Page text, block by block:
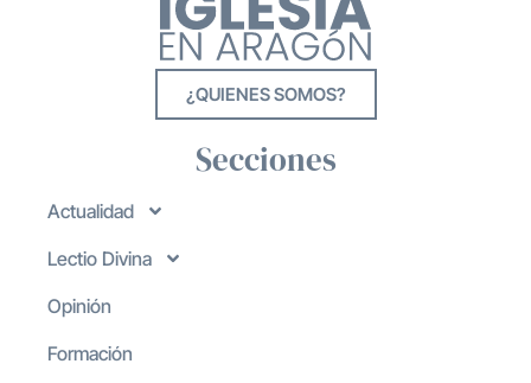
¿QUIENES SOMOS?
Secciones
Actualidad
Lectio Divina
Opinión
Formación